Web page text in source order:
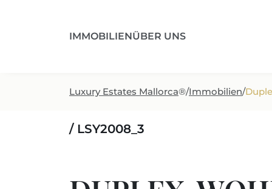
IMMOBILIENÜBER UNS
Luxury Estates Mallorca®/Immobilien/
/ LSY2008_3